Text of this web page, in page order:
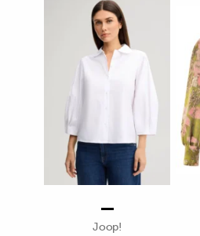
Joop!